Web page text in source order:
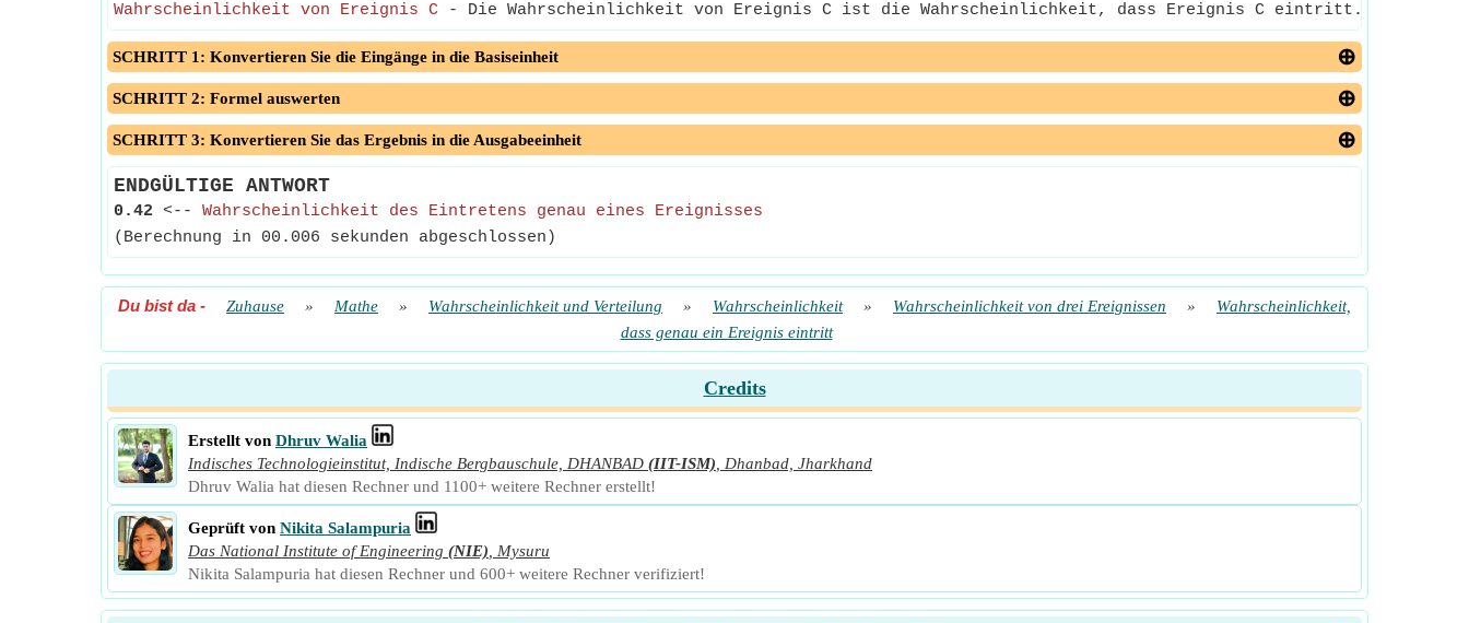
Wahrscheinlichkeit von Ereignis C - Die Wahrscheinlichkeit von Ereignis C ist die Wahrscheinlichkeit, dass Ereignis C eintritt.
SCHRITT 1: Konvertieren Sie die Eingänge in die Basiseinheit
SCHRITT 2: Formel auswerten
SCHRITT 3: Konvertieren Sie das Ergebnis in die Ausgabeeinheit
ENDGÜLTIGE ANTWORT
0.42 <-- Wahrscheinlichkeit des Eintretens genau eines Ereignisses
(Berechnung in 00.006 sekunden abgeschlossen)
Du bist da - Zuhause » Mathe » Wahrscheinlichkeit und Verteilung » Wahrscheinlichkeit » Wahrscheinlichkeit von drei Ereignissen »
Wahrscheinlichkeit,
dass genau ein Ereignis eintritt
Credits
Erstellt von Dhruv Walia
Indisches Technologieinstitut, Indische Bergbauschule, DHANBAD (IIT-ISM)
Dhanbad, Jharkhand
Dhruv Walia hat diesen Rechner und 1100+ weitere Rechner erstellt!
Geprüft von Nikita Salampuria
Das National Institute of Engineering (NIE)
Mysuru
Nikita Salampuria hat diesen Rechner und 600+ weitere Rechner verifiziert!